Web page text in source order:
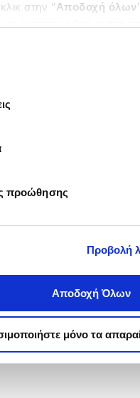
στην ‘’Αποδοχή όλων
και να επιλέξετε από
΄΄και να
προώθησης
Προβολή
Αποδοχή Όλων
μόνο τα